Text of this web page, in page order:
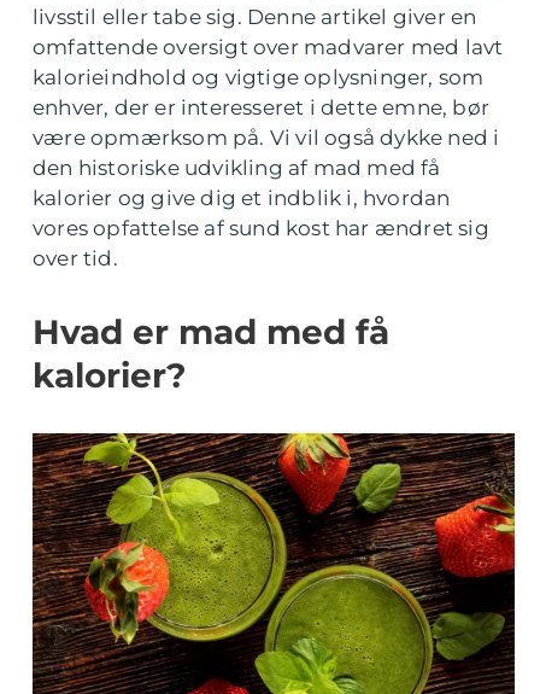
livsstil eller tabe sig. Denne artikel giver en
omfattende oversigt over madvarer med lavt
kalorieindhold og vigtige oplysninger, som
enhver, der er interesseret i dette emne, bør
være opmærksom på. Vi vil også dykke ned i
den historiske udvikling af mad med få
kalorier og give dig et indblik i, hvordan
vores opfattelse af sund kost har ændret sig
over tid.
Hvad er mad med få
kalorier?